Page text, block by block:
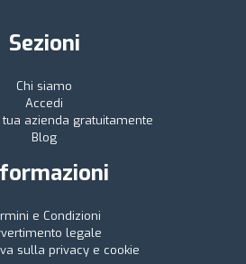
Sezioni
Chi siamo
Accedi
azienda gratuitamente
Blog
e Condizioni
legale
sulla privacy e cookie